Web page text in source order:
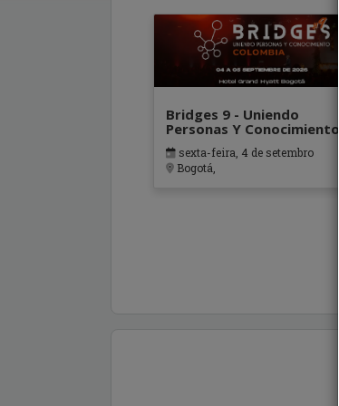
Bridges 9 - Uniendo
Personas Y Conocimiento
sexta-feira, 4 de setembro
Bogotá,